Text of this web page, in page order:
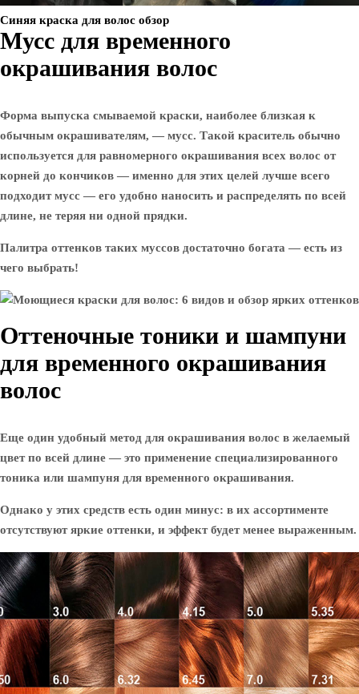
Синяя краска для волос обзор
Мусс для временного
окрашивания волос
Форма выпуска смываемой краски, наиболее близкая к
обычным окрашивателям, — мусс. Такой краситель обычно
используется для равномерного окрашивания всех волос от
корней до кончиков — именно для этих целей лучше всего
подходит мусс — его удобно наносить и распределять по всей
длине, не теряя ни одной прядки.
Палитра оттенков таких муссов достаточно богата — есть из
чего выбрать!
Оттеночные тоники и шампуни
для временного окрашивания
волос
Еще один удобный метод для окрашивания волос в желаемый
цвет по всей длине — это применение специализированного
тоника или шампуня для временного окрашивания.
Однако у этих средств есть один минус: в их ассортименте
отсутствуют яркие оттенки, и эффект будет менее выраженным.